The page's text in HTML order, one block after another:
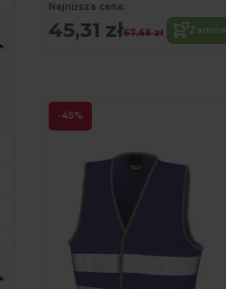
Najniższa cena:
45,31 zł67,66 zł
-45%